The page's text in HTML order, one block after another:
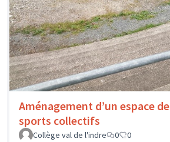
Aménagement d’un espace de
sports collectifs
Collège val de l'indre
0 0